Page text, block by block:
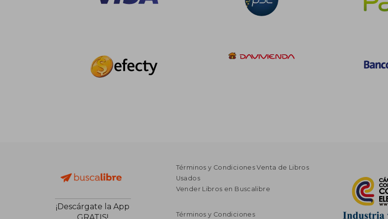
¡Descárgate la App
Términos y Condiciones Venta de Libros
Usados
Vender Libros en Buscalibre
Términos y Condiciones